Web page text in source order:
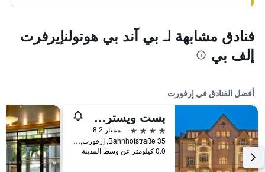
فنادق مشابهة لـ بي آند بي هوتولنإيرفرت
إلف بي
أفضل الفنادق في إرفورت
بست ويسترن بلاس هوتل أكسلسيور
4 نجوم
ممتاز 8.2
Bahnhofstraße 35, إرفورت, تورنغن, ألمانيا
0.0 كيلومتر عن وسط المدينة